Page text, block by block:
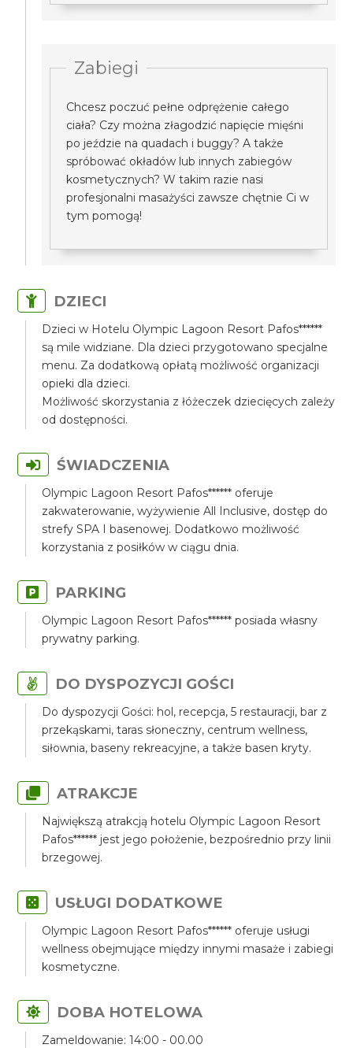
Zabiegi
Chcesz poczuć pełne odprężenie całego
ciała? Czy można złagodzić napięcie mięśni
po jeździe na quadach i buggy? A także
spróbować okładów lub innych zabiegów
kosmetycznych? W takim razie nasi
profesjonalni masażyści zawsze chętnie Ci w
tym pomogą!
DZIECI
Dzieci w Hotelu Olympic Lagoon Resort Pafos******
są mile widziane. Dla dzieci przygotowano specjalne
menu. Za dodatkową opłatą możliwość organizacji
opieki dla dzieci.
Możliwość skorzystania z łóżeczek dziecięcych zależy
od dostępności.
ŚWIADCZENIA
Olympic Lagoon Resort Pafos****** oferuje
zakwaterowanie, wyżywienie All Inclusive, dostęp do
strefy SPA I basenowej. Dodatkowo możliwość
korzystania z posiłków w ciągu dnia.
PARKING
Olympic Lagoon Resort Pafos****** posiada własny
prywatny parking.
DO DYSPOZYCJI GOŚCI
Do dyspozycji Gości: hol, recepcja, 5 restauracji, bar z
przekąskami, taras słoneczny, centrum wellness,
siłownia, baseny rekreacyjne, a także basen kryty.
ATRAKCJE
Największą atrakcją hotelu Olympic Lagoon Resort
Pafos****** jest jego położenie, bezpośrednio przy linii
brzegowej.
USŁUGI DODATKOWE
Olympic Lagoon Resort Pafos****** oferuje usługi
wellness obejmujące między innymi masaże i zabiegi
kosmetyczne.
DOBA HOTELOWA
Zameldowanie: 14:00 - 00.00